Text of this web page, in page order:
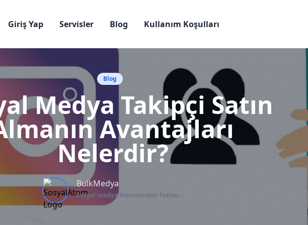
Giriş Yap Servisler Blog Kullanım Koşulları
Blog
Medya Takipçi Satın
Avantajları
Nelerdir?
BulkMedya
Sosyal medya hizmetinden fazlası...